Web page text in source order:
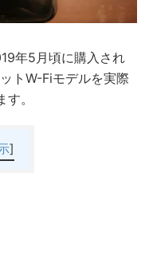
年5月頃に購入され
トW-Fiモデルを実際
。
]